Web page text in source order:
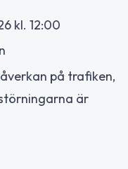
kl. 12:00
på trafiken,
är